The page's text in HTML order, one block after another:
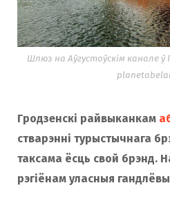
Шлюз на Аўгустоўскім канале
Гродзенскі райвыканкам
стварэнні турыстычнага
таксама ёсць свой брэнд.
рэгіёнам уласныя